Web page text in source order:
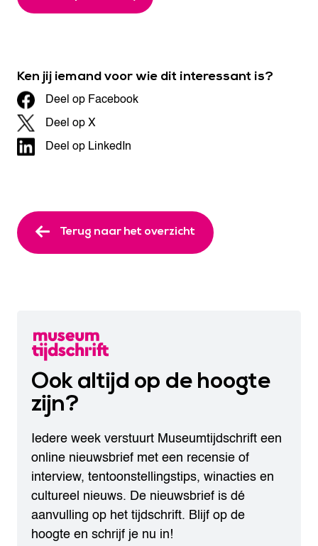
Ken jij iemand voor wie dit interessant is?
Deel op Facebook
Deel op X
Deel op LinkedIn
Terug naar het overzicht
Ook altijd op de hoogte
zijn?
Iedere week verstuurt Museumtijdschrift een
online nieuwsbrief met een recensie of
interview, tentoonstellingstips, winacties en
cultureel nieuws. De nieuwsbrief is dé
aanvulling op het tijdschrift. Blijf op de
hoogte en schrijf je nu in!